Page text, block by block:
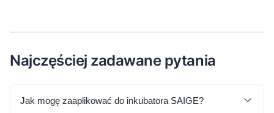
Najczęściej zadawane pytania
Jak mogę zaaplikować do inkubatora SAIGE?